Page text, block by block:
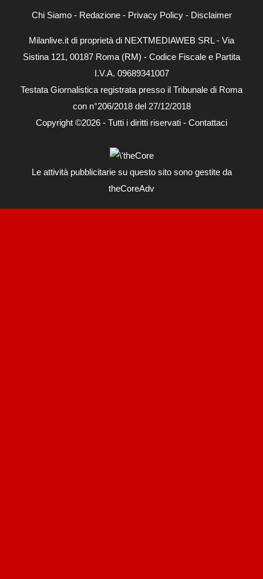
Chi Siamo- Redazione- Privacy Policy- Disclaimer
Milanlive.it di proprietà di NEXTMEDIAWEB SRL - Via
Sistina 121, 00187 Roma (RM) - Codice Fiscale e Partita
I.V.A. 09689341007
Testata Giornalistica registrata presso il Tribunale di Roma
con n°206/2018 del 27/12/2018
Copyright ©2026 - Tutti i diritti riservati - Contattaci
Le attività pubblicitarie su questo sito sono gestite da
theCoreAdv